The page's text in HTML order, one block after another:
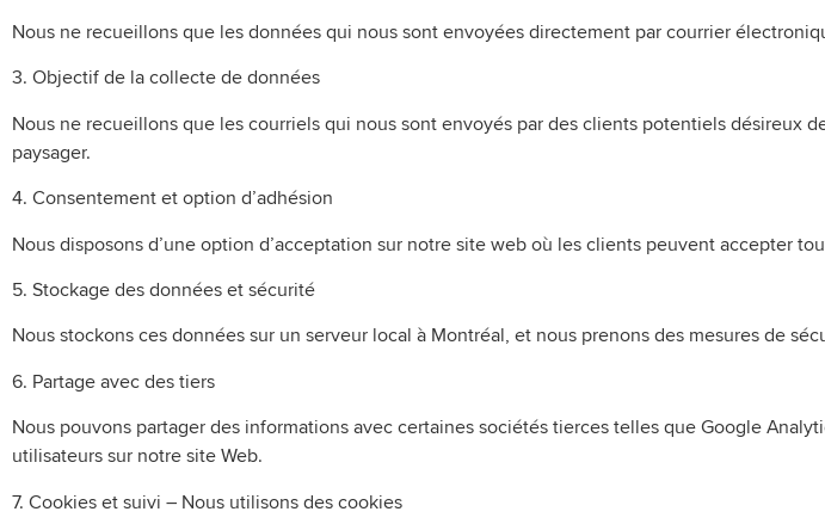
Nous ne recueillons que les données qui nous sont envoyées directement par courrier
3. Objectif de la collecte de données
Nous ne recueillons que les courriels qui nous sont envoyés par des clients potentiels désireux
paysager.
4. Consentement et option d’adhésion
Nous disposons d’une option d’acceptation sur notre site web où les clients peuvent accepter
5. Stockage des données et sécurité
Nous stockons ces données sur un serveur local à Montréal, et nous prenons des mesures de
6. Partage avec des tiers
Nous pouvons partager des informations avec certaines sociétés tierces telles que Google
utilisateurs sur notre site Web.
7. Cookies et suivi – Nous utilisons des cookies